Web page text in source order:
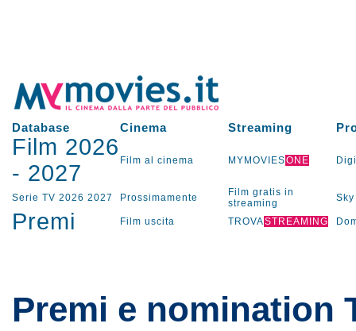
Database Cinema Streaming
Film 2026
- 2027 Film al cinema MYMOVIESONE
Serie TV 2026 2027 Prossimamente
Film gratis in
streaming
Sky
Premi Film uscita TROVASTREAMING
Premi e nomination